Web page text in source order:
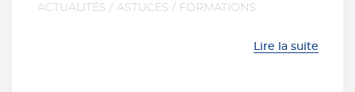
ACTUALITÉS / ASTUCES / FORMATIONS
Lire la suite